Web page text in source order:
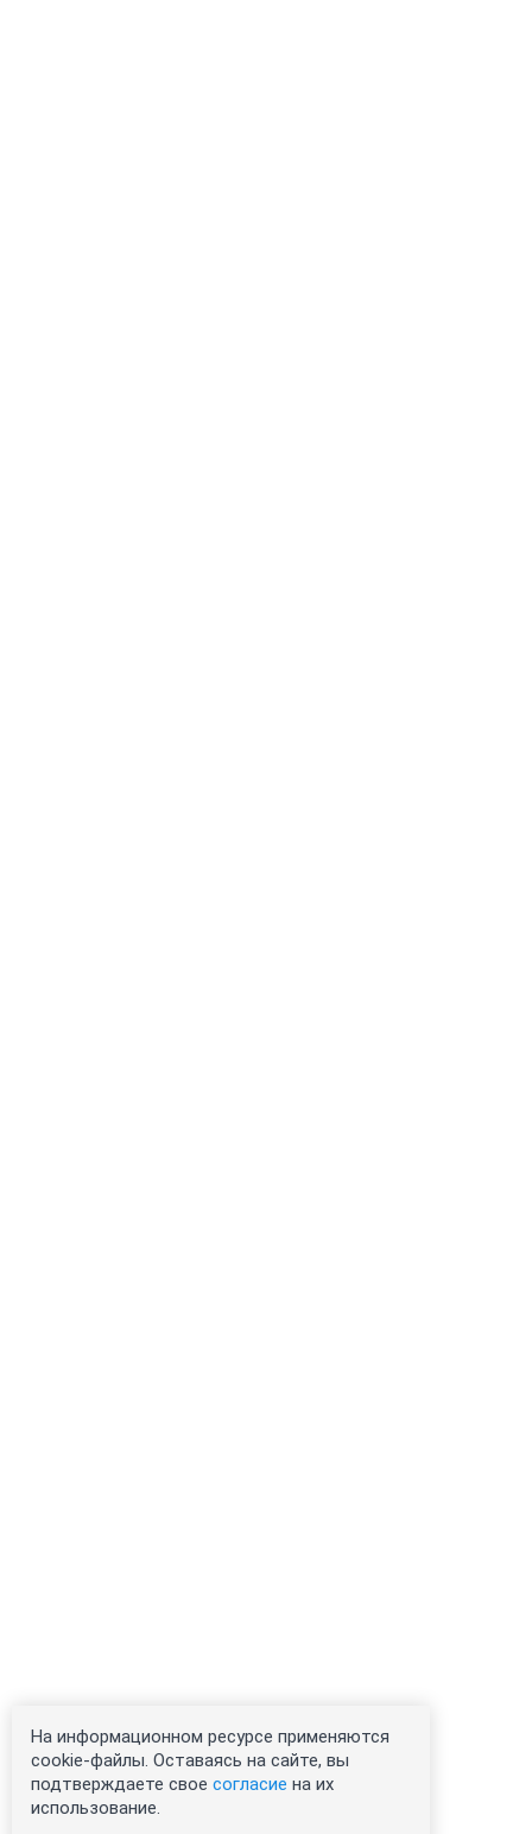
На информационном ресурсе применяются
cookie-файлы. Оставаясь на сайте, вы
подтверждаете свое согласие на их
использование.